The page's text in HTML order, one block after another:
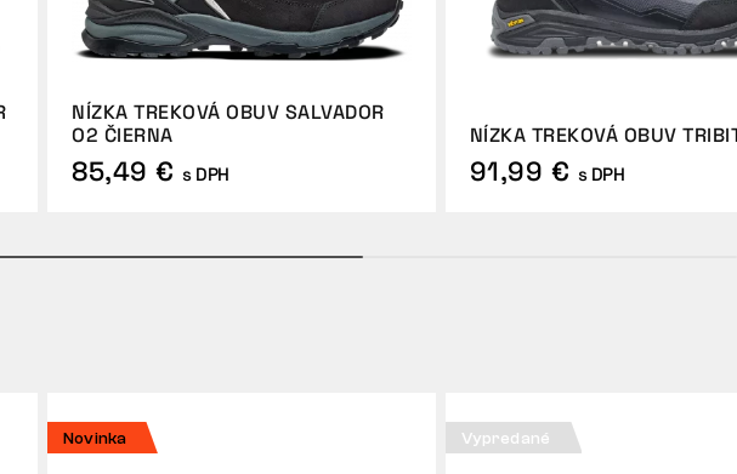
NÍZKA TREKOVÁ OBUV SALVADOR
O2 ČIERNA
85,49 € s DPH
NÍZKA TREKOVÁ OBUV
91,99 € s DPH
Novinka Vypredané